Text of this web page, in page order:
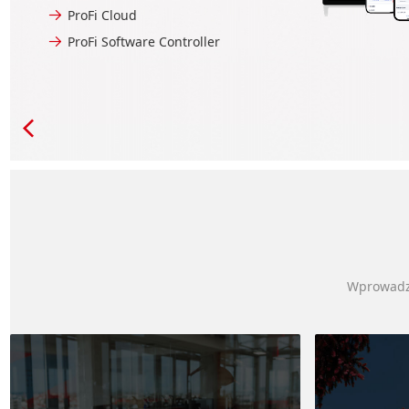
ProFi Cloud
ProFi Software Controller